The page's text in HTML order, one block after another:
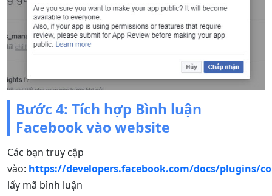
Bước 4: Tích hợp Bình luận
Facebook vào website
Các bạn truy cập
vào: https://developers.facebook.com/docs/plugins/
lấy mã bình luận